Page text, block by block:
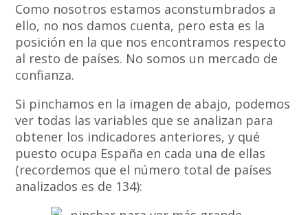
Como nosotros estamos aconstumbrados a
ello, no nos damos cuenta, pero esta es la
posición en la que nos encontramos respecto
al resto de países. No somos un mercado de
confianza.
Si pinchamos en la imagen de abajo, podemos
ver todas las variables que se analizan para
obtener los indicadores anteriores, y qué
puesto ocupa España en cada una de ellas
(recordemos que el número total de países
analizados es de 134):